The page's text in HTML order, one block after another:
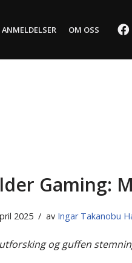
ANMELDELSER OM OSS
Gaming:
2025 av Ingar Takanobu
og guffen